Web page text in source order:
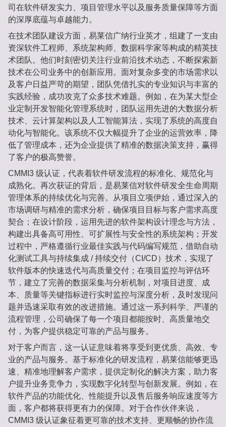
司在软件研发实力、项目管理水平以及服务质量保障等方面
的深厚底蕴与卓越能力。
在技术团队建设方面，易莱信广纳行业英才，组建了一支由
资深软件工程师、系统架构师、数据科学家等构成的精英技
术团队。他们时刻密切关注行业前沿技术动态，不断探索新
技术在公司业务中的创新应用。面对复杂多变的市场需求以
及客户日益严苛的期望，团队凭借扎实的专业知识与丰富的
实践经验，成功攻克了众多技术难题。例如，在为某大型企
业定制开发智能化管理系统时，团队运用先进的大数据分析
技术、云计算架构以及人工智能算法，实现了系统的高度自
动化与智能化。该系统不仅大幅提升了企业的运营效率，降
低了管理成本，还为企业提供了精准的数据决策支持，赢得
了客户的极高赞誉。
CMMI3 级认证，代表着软件研发流程的标准化、规范化与
成熟化。再次获证的背后，是易莱信对软件研发全生命周期
管理体系的持续优化与完善。从项目立项伊始，通过深入的
市场调研与精准的需求分析，确保项目目标与客户需求高度
契合；在设计阶段，运用先进的软件架构设计理念与方法，
构建出具备高可用性、可扩展性与安全性的系统架构；开发
过程中，严格遵循行业最佳实践与代码编写规范，借助自动
化测试工具与持续集成 / 持续交付（CI/CD）技术，实现了
软件版本的快速迭代与高质量交付；在项目监控与评估环
节，建立了完善的数据采集与分析机制，对项目进度、成
本、质量等关键指标进行实时监控与深度分析，及时发现问
题并迅速采取有效的改进措施。通过这一系列科学、严谨的
流程管理，公司确保了每一个项目都能按时、高质量地交
付，为客户提供稳定可靠的产品与服务。
对于客户而言，这一认证意味着将享受到更优质、高效、专
业的产品与服务。基于标准化的研发流程，易莱信能够更迅
速、精准地理解客户需求，提供定制化的解决方案，助力客
户提升业务竞争力，实现数字化转型与创新发展。例如，在
软件产品的功能优化、性能提升以及售后服务响应速度等方
面，客户都将获得更有力的保障。对于合作伙伴来说，
CMMI3 级认证象征着更可靠的技术支持、更顺畅的协作流